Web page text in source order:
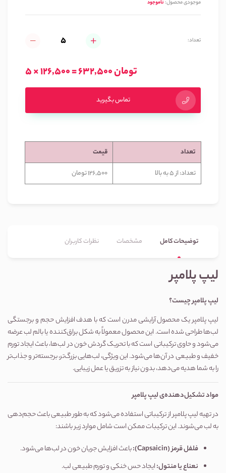
موجودی محصول:ناموجود
تعداد:
5 × 126,500 = 632,500 تومان
تماس بگیرید
تعداد
قیمت
تعداد: از 5 به بالا
126,500 تومان
توضیحات کامل مشخصات نظرات کاربران
لیپ پلامپر
لیپ پلامپر چیست؟
لیپ پلامپر یک محصول آرایشی مدرن است که با هدف افزایش حجم و برجستگی
لب‌ها طراحی شده است. این محصول معمولاً به شکل براق‌کننده یا بالم لب عرضه
می‌شود و حاوی ترکیباتی است که با تحریک گردش خون در لب‌ها، باعث ایجاد تورم
خفیف و طبیعی در آن‌ها می‌شود. این ویژگی، لب‌هایی بزرگ‌تر، برجسته‌تر و جذاب‌تر
را به شما هدیه می‌دهد، بدون نیاز به تزریق یا عمل زیبایی.
مواد تشکیل‌دهنده‌ی لیپ پلامپر
در تهیه لیپ پلامپر از ترکیباتی استفاده می‌شود که به طور طبیعی باعث حجم‌دهی
به لب می‌شوند. این ترکیبات ممکن است شامل موارد زیر باشند:
فلفل قرمز(Capsaicin):
باعث افزایش جریان خون در لب‌ها می‌شود.
نعناع یا منتول:ایجاد حس خنکی و تورم طبیعی لب.